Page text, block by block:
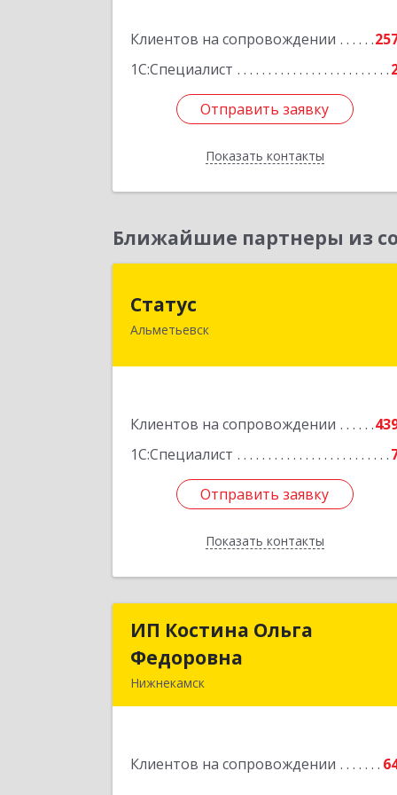
Клиентов на сопровождении
1С:Специалист
Отправить заявку
Показать контакты
Отправить заявку
Назад
Ближайшие партнеры из
Статус
Альметьевск
Клиентов на сопровождении
1С:Специалист
Отправить заявку
Показать контакты
423450, Татарстан Респ, Альметьевск
Отправить заявку
Назад
ИП Костина Ольга
Федоровна
Нижнекамск
Клиентов на сопровождении
ИП Костина Ольга